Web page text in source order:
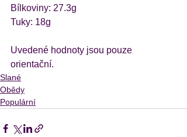
Bílkoviny: 27.3g
Tuky: 18g
Uvedené hodnoty jsou pouze
orientační.
Slané
Obědy
Populární